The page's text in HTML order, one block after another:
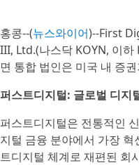
홍콩--(뉴스와이어)--First
III, Ltd.(나스닥 KOYN, 이
면 통합 법인은 미국 내 증
퍼스트디지털: 글로벌 디지
퍼스트디지털은 전통적인
지털 금융 분야에서 가장
트디지털 체계로 재편된 회